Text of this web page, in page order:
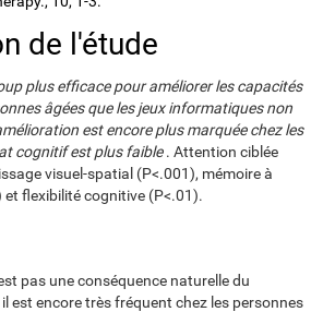
de l'étude
plus efficace pour améliorer les capacités
âgées que les jeux informatiques non
est encore plus marquée chez les
cognitif est plus faible. Attention ciblée
visuel-spatial (P<.001), mémoire à
flexibilité cognitive (P<.01).
pas une conséquence naturelle du
est encore très fréquent chez les personnes